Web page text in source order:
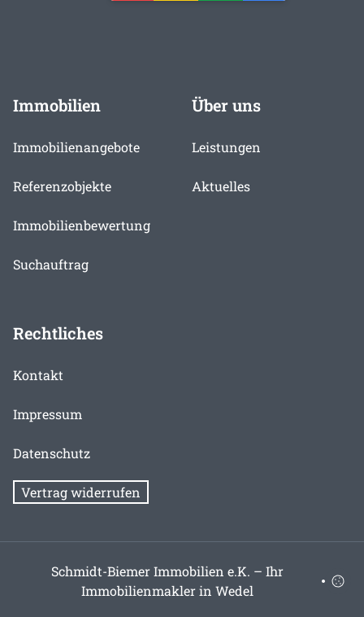
Immobilien
Immobilienangebote
Referenzobjekte
Immobilienbewertung
Suchauftrag
Über uns
Leistungen
Aktuelles
Rechtliches
Kontakt
Impressum
Datenschutz
Vertrag widerrufen
Schmidt-Biemer Immobilien e.K. – Ihr
Immobilienmakler in Wedel